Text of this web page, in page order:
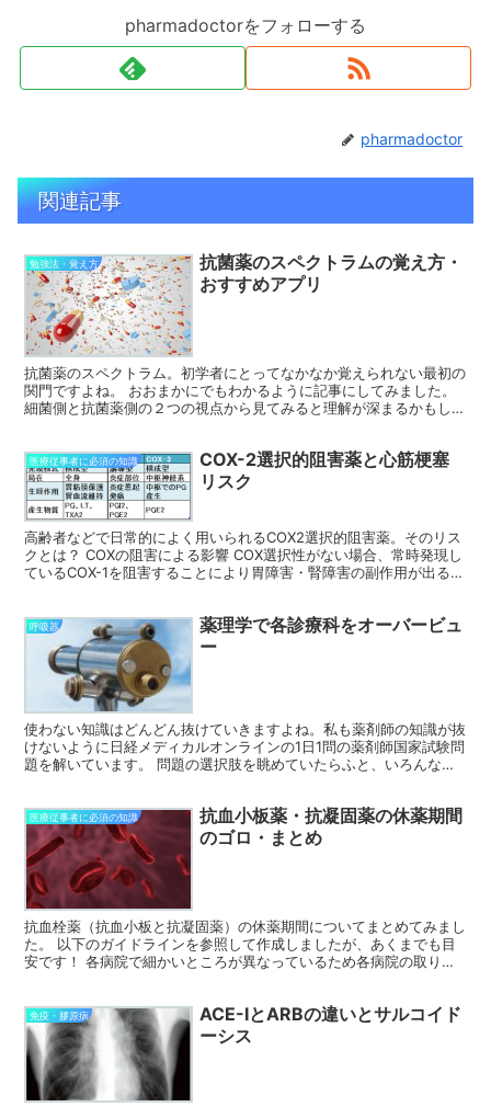
pharmadoctorをフォローする
pharmadoctor
関連記事
勉強法・覚え方
抗菌薬のスペクトラムの覚え方・
おすすめアプリ
抗菌薬のスペクトラム。初学者にとってなかなか覚えられない最初の
関門ですよね。 おおまかにでもわかるように記事にしてみました。
細菌側と抗菌薬側の２つの視点から見てみると理解が深まるかもしれ
医療従事者に必須の知識
COX-2選択的阻害薬と心筋梗塞
リスク
高齢者などで日常的によく用いられるCOX2選択的阻害薬。そのリス
クとは？ COXの阻害による影響 COX選択性がない場合、常時発現し
ているCOX-1を阻害することにより胃障害・腎障害の副作用が出る。
呼吸器
薬理学で各診療科をオーバービュ
ー
使わない知識はどんどん抜けていきますよね。私も薬剤師の知識が抜
けないように日経メディカルオンラインの1日1問の薬剤師国家試験問
題を解いています。 問題の選択肢を眺めていたらふと、いろんな知
医療従事者に必須の知識
抗血小板薬・抗凝固薬の休薬期間
のゴロ・まとめ
抗血栓薬（抗血小板と抗凝固薬）の休薬期間についてまとめてみまし
た。 以下のガイドラインを参照して作成しましたが、あくまでも目
安です！ 各病院で細かいところが異なっているため各病院の取り決
免疫・膠原病
ACE-IとARBの違いとサルコイド
ーシス